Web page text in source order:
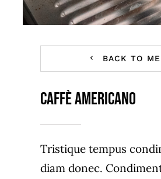
BACK TO
Caffè Americano
Tristique tempus
diam donec.